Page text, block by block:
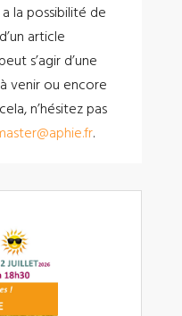
la possibilité de
article
s’agir d’une
venir ou encore
n’hésitez pas
.